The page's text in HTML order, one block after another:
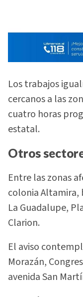
Los trabajos
cercanos a las
cuatro horas
estatal.
Otros
Entre las zonas
colonia Altamira,
La Guadalupe,
Clarion.
El aviso
Morazán,
avenida San